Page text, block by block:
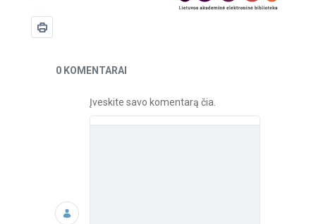
Naujienos
0 KOMENTARAI
Įveskite savo komentarą čia.